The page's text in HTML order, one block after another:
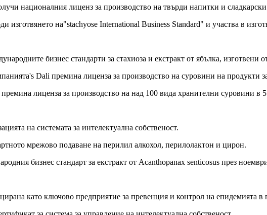
националния лиценз за производство на твърди напитки и сладкарски
изготвянето на"stachyose International Business Standard" и участва в
бизнес стандарти за стахиоза и екстракт от ябълка, изготвени
Dali премина лиценза за производство на суровини на продукти
лиценза за производство на над 100 вида хранителни суровини в
на системата за интелектуална собственост.
мрежово подаване на перилил алкохол, перилолактон и цирон.
бизнес стандарт за екстракт от Acanthopanax senticosus през
като ключово предприятие за превенция и контрол на епидемията